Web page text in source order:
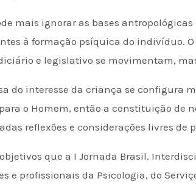
mais ignorar as bases
à formação psíquica do indivíduo.
e legislativo se movimentam,
do interesse da criança se configura
o Homem, então a constituição de
reflexões e considerações livres de
objetivos que a I Jornada Brasil.
e profissionais da Psicologia, do